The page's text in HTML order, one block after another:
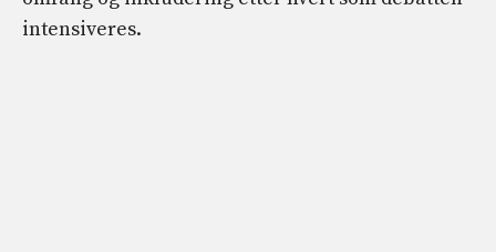
intensiveres.